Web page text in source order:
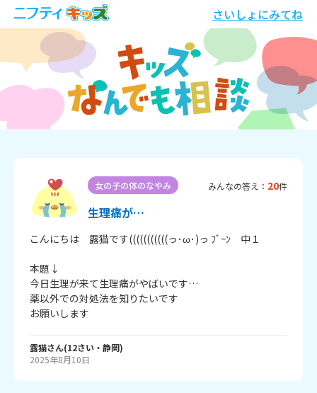
さいしょにみてね
女の子の体のなやみ みんなの答え： 20件
生理痛が…
こんにちは　露猫です(((((((((((っ･ω･)っ ﾌﾞｰﾝ　中１
本題↓
今日生理が来て生理痛がやばいです…
薬以外での対処法を知りたいです
お願いします
露猫さん(12さい・ 静岡)
2025年8月10日